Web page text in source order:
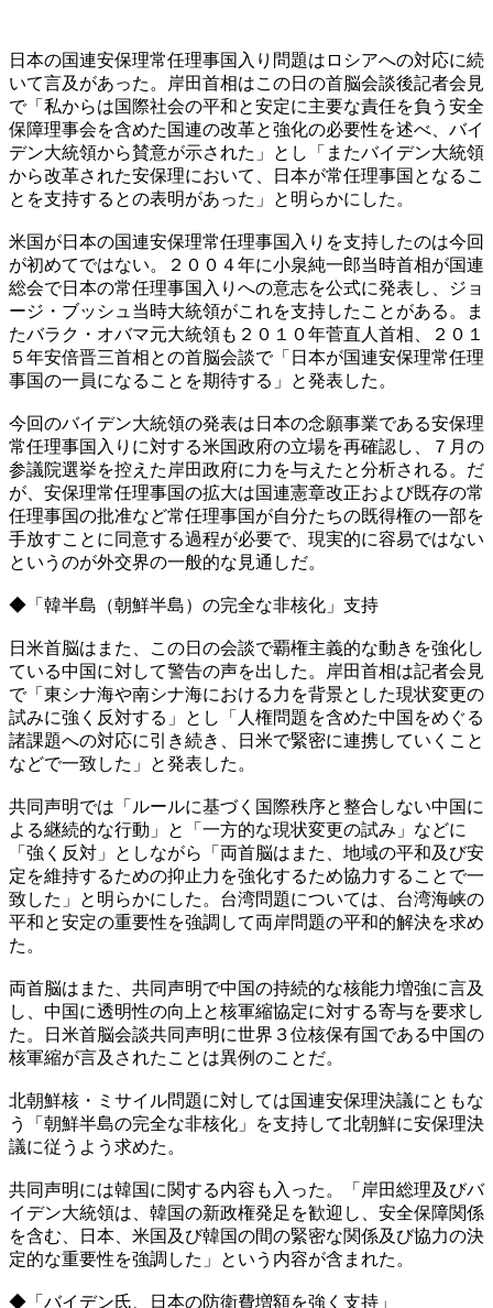
日本の国連安保理常任理事国入り問題はロシアへの対応に続
いて言及があった。岸田首相はこの日の首脳会談後記者会見
で「私からは国際社会の平和と安定に主要な責任を負う安全
保障理事会を含めた国連の改革と強化の必要性を述べ、バイ
デン大統領から賛意が示された」とし「またバイデン大統領
から改革された安保理において、日本が常任理事国となるこ
とを支持するとの表明があった」と明らかにした。
米国が日本の国連安保理常任理事国入りを支持したのは今回
が初めてではない。２００４年に小泉純一郎当時首相が国連
総会で日本の常任理事国入りへの意志を公式に発表し、ジョ
ージ・ブッシュ当時大統領がこれを支持したことがある。ま
たバラク・オバマ元大統領も２０１０年菅直人首相、２０１
５年安倍晋三首相との首脳会談で「日本が国連安保理常任理
事国の一員になることを期待する」と発表した。
今回のバイデン大統領の発表は日本の念願事業である安保理
常任理事国入りに対する米国政府の立場を再確認し、７月の
参議院選挙を控えた岸田政府に力を与えたと分析される。だ
が、安保理常任理事国の拡大は国連憲章改正および既存の常
任理事国の批准など常任理事国が自分たちの既得権の一部を
手放すことに同意する過程が必要で、現実的に容易ではない
というのが外交界の一般的な見通しだ。
◆「韓半島（朝鮮半島）の完全な非核化」支持
日米首脳はまた、この日の会談で覇権主義的な動きを強化し
ている中国に対して警告の声を出した。岸田首相は記者会見
で「東シナ海や南シナ海における力を背景とした現状変更の
試みに強く反対する」とし「人権問題を含めた中国をめぐる
諸課題への対応に引き続き、日米で緊密に連携していくこと
などで一致した」と発表した。
共同声明では「ルールに基づく国際秩序と整合しない中国に
よる継続的な行動」と「一方的な現状変更の試み」などに
「強く反対」としながら「両首脳はまた、地域の平和及び安
定を維持するための抑止力を強化するため協力することで一
致した」と明らかにした。台湾問題については、台湾海峡の
平和と安定の重要性を強調して両岸問題の平和的解決を求め
た。
両首脳はまた、共同声明で中国の持続的な核能力増強に言及
し、中国に透明性の向上と核軍縮協定に対する寄与を要求し
た。日米首脳会談共同声明に世界３位核保有国である中国の
核軍縮が言及されたことは異例のことだ。
北朝鮮核・ミサイル問題に対しては国連安保理決議にともな
う「朝鮮半島の完全な非核化」を支持して北朝鮮に安保理決
議に従うよう求めた。
共同声明には韓国に関する内容も入った。「岸田総理及びバ
イデン大統領は、韓国の新政権発足を歓迎し、安全保障関係
を含む、日本、米国及び韓国の間の緊密な関係及び協力の決
定的な重要性を強調した」という内容が含まれた。
◆「バイデン氏、日本の防衛費増額を強く支持」